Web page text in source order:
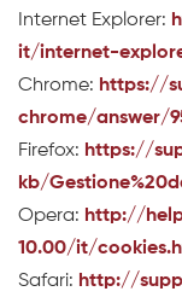
Internet Explorer:
it/internet-
Chrome: https://
chrome/answer/
Firefox: https://
kb/
Opera: http://
10.00/it/
Safari: http://